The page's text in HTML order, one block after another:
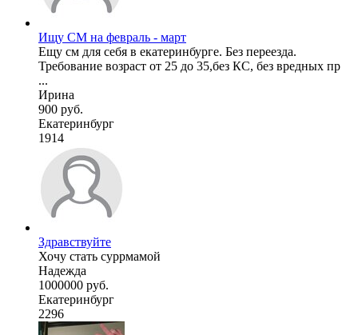
Ищу СМ на февраль - март
Ещу см для себя в екатеринбурге. Без переезда.
Требование возраст от 25 до 35,без КС, без вредных пр
...
Ирина
900 руб.
Екатеринбург
1914
Здравствуйте
Хочу стать суррмамой
Надежда
1000000 руб.
Екатеринбург
2296